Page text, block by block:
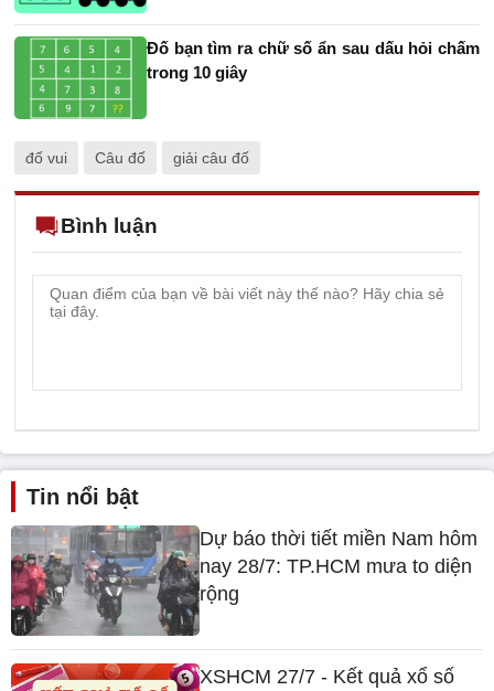
Đố bạn tìm ra chữ số ẩn sau dấu hỏi chấm
trong 10 giây
đố vui Câu đố giải câu đố
Bình luận
Tin nổi bật
Dự báo thời tiết miền Nam hôm
nay 28/7: TP.HCM mưa to diện
rộng
XSHCM 27/7 - Kết quả xổ số